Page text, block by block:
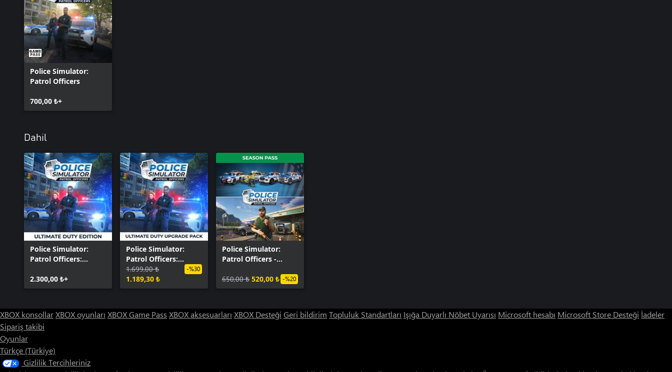
Police Simulator:
Patrol Officers
700,00 ₺+
Dahil
Police Simulator:
Patrol Officers:
2.300,00 ₺+
Police Simulator:
Patrol Officers:
Ultimate Duty
Upgrade Pack
1.699,00 ₺
1.189,30 ₺
-%30
Police Simulator:
Patrol Officers -
650,00 ₺ 520,00 ₺ -%20
XBOX konsollarXBOX oyunları XBOX Game Pass XBOX aksesuarları XBOX Desteği Geri bildirim Topluluk Standartları Işığa Duyarlı Nöbet Uyarısı Microsoft hesabı Microsoft Store Desteği İadeler
Sipariş takibi
Oyunlar
Türkçe (Türkiye)
Gizlilik Tercihleriniz